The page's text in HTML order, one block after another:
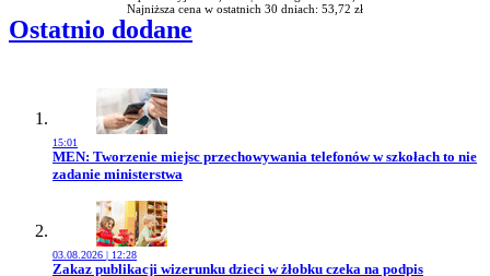
Najniższa cena w ostatnich 30 dniach: 53,72 zł
Ostatnio dodane
15:01
Przejdź do artykułu:
MEN: Tworzenie miejsc przechowywania telefonów w szkołach to nie
zadanie ministerstwa
03.08.2026 | 12:28
Przejdź do artykułu:
Zakaz publikacji wizerunku dzieci w żłobku czeka na podpis